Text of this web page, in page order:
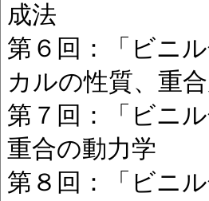
成法
第６回：「ビニ
カルの性質、重
第７回：「ビニ
重合の動力学
第８回：「ビニ